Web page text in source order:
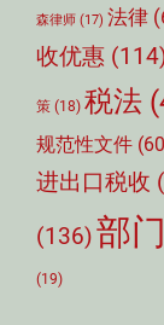
森律师 (17) 法律
收优惠
策 (18) 税法
规范性文件
进出口税收
(136)部
(19)